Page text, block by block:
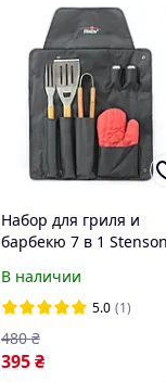
Набор для гриля и
барбекю 7 в 1 Stenson
В наличии
5.0 (1)
395 ₴
480 ₴